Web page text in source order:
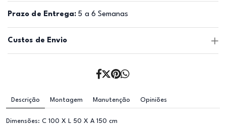
Prazo de Entrega: 5 a 6 Semanas
Custos de Envio
Descrição Montagem Manutenção Opiniões
Dimensões: C 100 X L 50 X A 150 cm